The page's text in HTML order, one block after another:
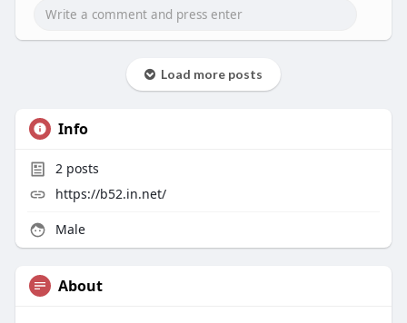
Load more posts
Info
2posts
https://b52.in.net/
Male
About